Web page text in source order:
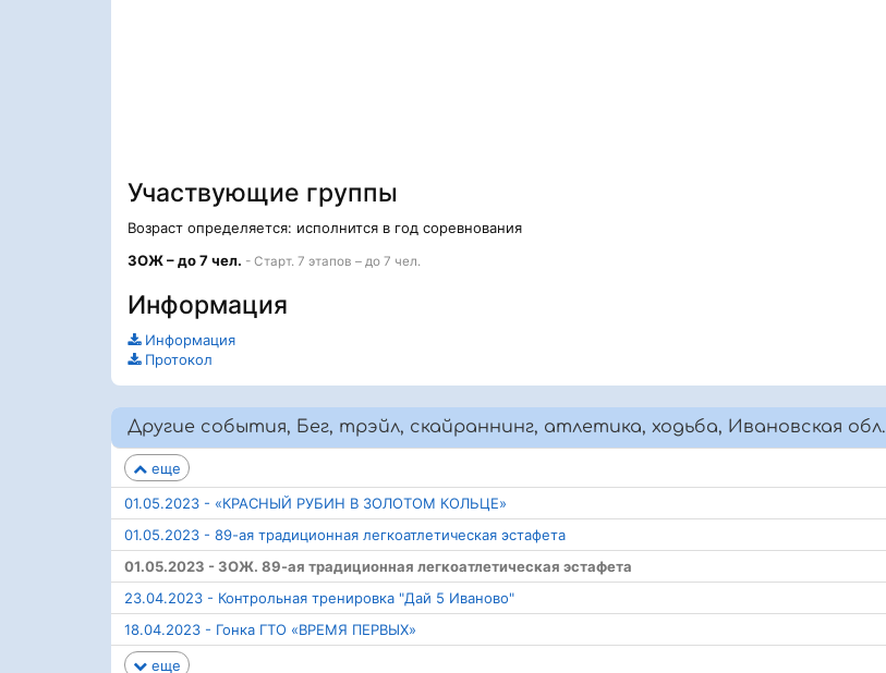
Участвующие группы
Возраст определяется: исполнится в год соревнования
ЗОЖ – до 7 чел. - Старт. 7 этапов – до 7 чел.
Информация
Информация
Протокол
Другие события, Бег, трэйл, скайраннинг, атлетика, ходьба, Ивановская обл.
еще
01.05.2023 - «КРАСНЫЙ РУБИН В ЗОЛОТОМ КОЛЬЦЕ»
01.05.2023 - 89-ая традиционная легкоатлетическая эстафета
01.05.2023 - ЗОЖ. 89-ая традиционная легкоатлетическая эстафета
23.04.2023 - Контрольная тренировка "Дай 5 Иваново"
18.04.2023 - Гонка ГТО «ВРЕМЯ ПЕРВЫХ»
еще